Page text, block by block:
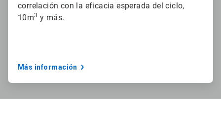
correlación con la eficacia esperada del ciclo,
10m3 y más.
Más información